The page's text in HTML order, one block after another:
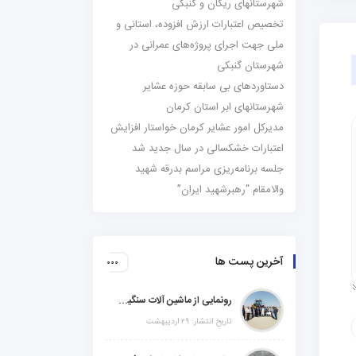
شهرستانهای ریگان و گنبکی
تخصیص اعتبارات ارزش افزوده، استانی و
ملی جهت اجرای پروژه‌های عمرانی در
شهرستان گنبکی
دستاوردهای بی سابقه حوزه عشایر
شهرستانهای ابر استان کرمان
مدیرکل امور عشایر کرمان خواستار افزایش
اعتبارات خشکسالی در سال جدید شد
جلسه برنامه‌ریزی مراسم بدرقه شهید
والامقام “رهبرشهید ایران”
آخرین پست ها
رونمایی از ماشین آلات سنگین راهسازی در شهرستانهای ریگان و گنبکی
تاریخ انتشار: ۲۹ اردیبهشت